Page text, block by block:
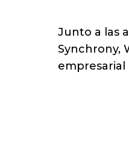
Junto a las
Synchrony,